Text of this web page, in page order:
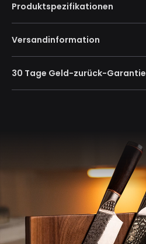
Produktspezifikationen
Versandinformation
30 Tage Geld-zurück-Garantie